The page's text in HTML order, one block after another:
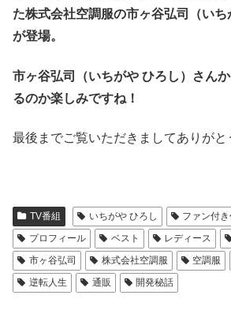
た株式会社空調服の市ヶ谷弘司（い
が登場。
市ヶ谷弘司（いちがや ひろし）さん
るのか楽しみですね！
最後までご覧いただきましてありがと
TV番組 いちがや ひろし
ファン付
プロフィール
ベスト レディース
市ヶ谷弘司
株式会社空調服 空調服
逆転人生
通販 開発秘話